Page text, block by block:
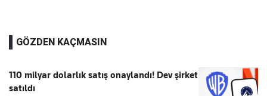
GÖZDEN KAÇMASIN
110 milyar dolarlık satış onaylandı! Dev şirket
satıldı